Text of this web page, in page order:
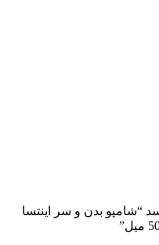
بدن و سر اینتسا